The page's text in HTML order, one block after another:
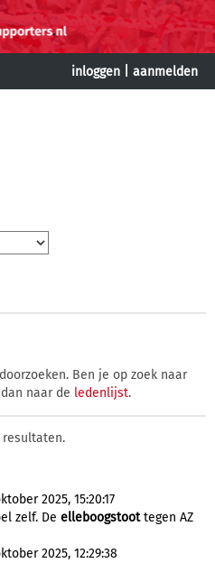
inloggen aanmelden
Ben je op zoek naar
naar de ledenlijst.
resultaten.
2025, 15:20:17
zelf. De elleboogstoottegen AZ
2025, 12:29:38